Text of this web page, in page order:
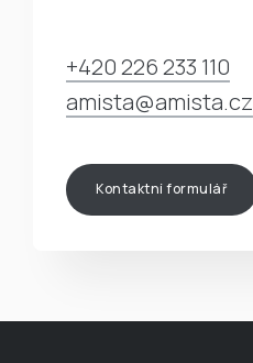
+420 226 233 110
amista@amista.cz
Kontaktní formulář